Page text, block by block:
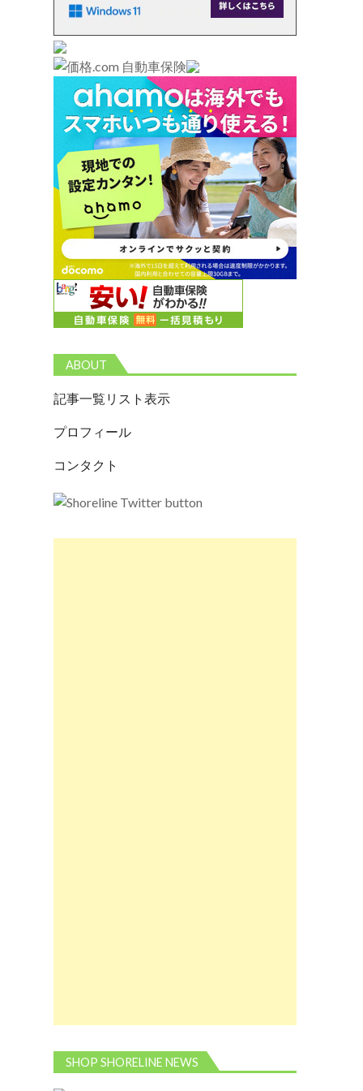
ABOUT
記事一覧リスト表示
プロフィール
コンタクト
SHOP SHORELINE NEWS